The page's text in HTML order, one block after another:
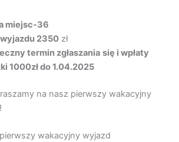
miejsc-36
2350zł
termin zgłaszania się i wpłaty
1000zł do 1.04.2025
na nasz pierwszy wakacyjny
wakacyjny wyjazd